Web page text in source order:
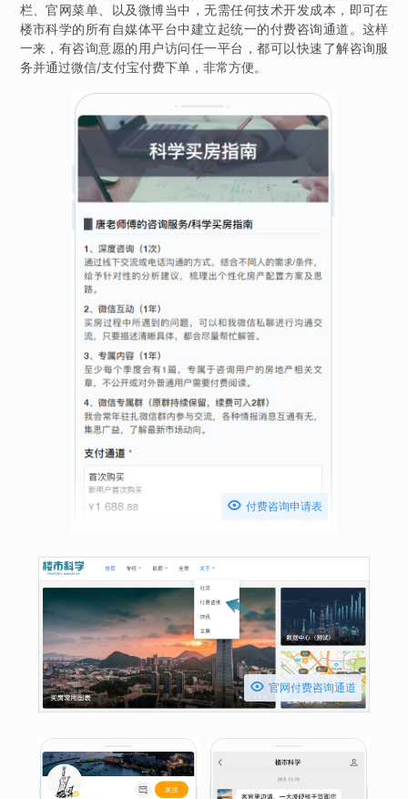
栏、官网菜单、以及微博当中，无需任何技术开发成本，即可在
楼市科学的所有自媒体平台中建立起统一的付费咨询通道。这样
一来，有咨询意愿的用户访问任一平台，都可以快速了解咨询服
务并通过微信/支付宝付费下单，非常方便。
 付费咨询申请表
 官网付费咨询通道